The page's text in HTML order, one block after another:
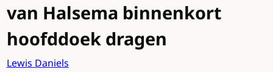
van Halsema binnenkort
hoofddoek dragen
Lewis Daniels